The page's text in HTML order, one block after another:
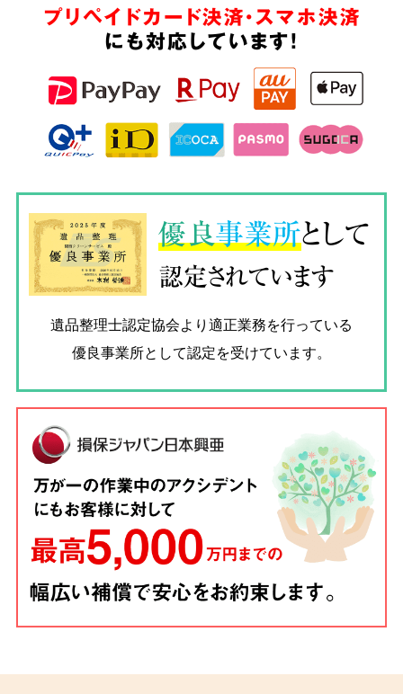
プリペイドカード決済・スマホ決済
にも対応しています!
優良事業所として
認定されています
遺品整理士認定協会より適正業務を行っている
優良事業所として認定を受けています。